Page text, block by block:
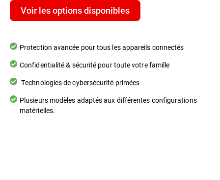
Voir les options disponibles
Protection avancée pour tous les appareils connectés
Confidentialité & sécurité pour toute votre famille
Technologies de cybersécurité primées
Plusieurs modèles adaptés aux différentes configurations
matérielles.